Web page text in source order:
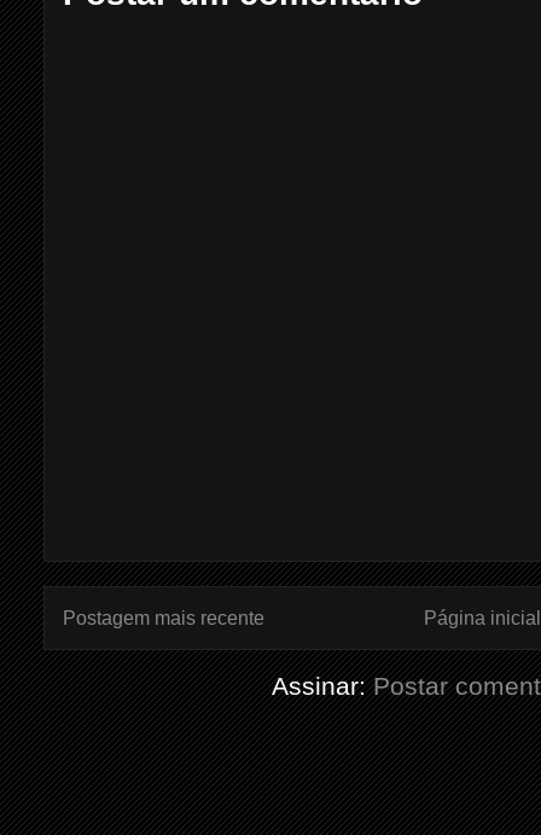
Postagem mais recente Página inicial
Assinar:Postar